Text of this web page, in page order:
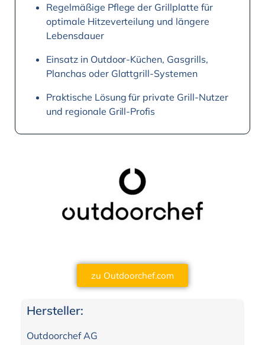
Regelmäßige Pflege der Grillplatte für
optimale Hitzeverteilung und längere
Lebensdauer
Einsatz in Outdoor-Küchen, Gasgrills,
Planchas oder Glattgrill-Systemen
Praktische Lösung für private Grill-Nutzer
und regionale Grill-Profis
zu Outdoorchef.com
Hersteller:
Outdoorchef AG